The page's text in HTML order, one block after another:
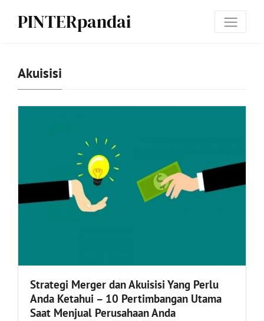
PINTERpandai
Akuisisi
Strategi Merger dan Akuisisi Yang Perlu
Anda Ketahui – 10 Pertimbangan Utama
Saat Menjual Perusahaan Anda